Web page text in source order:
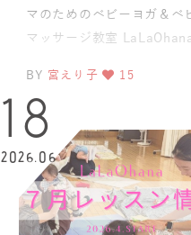
マのためのベビーヨガ＆ベ
マッサージ教室
こです🌿暑さ
BY 宮えり子 15
18
2026.06